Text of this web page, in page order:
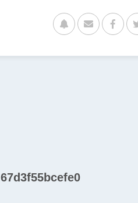
67d3f55bcefe0